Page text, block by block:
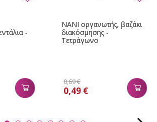
-
NANI οργανωτής, βαζάκι
διακόσμησης -
Τετράγωνο
0,69 €
0,49 €